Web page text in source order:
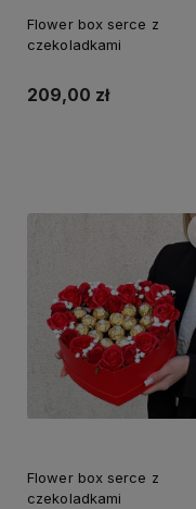
Flower box serce z
czekoladkami
209,00 zł
Flower box serce z
czekoladkami